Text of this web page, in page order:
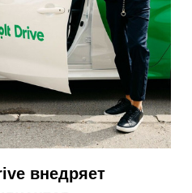
внедряет